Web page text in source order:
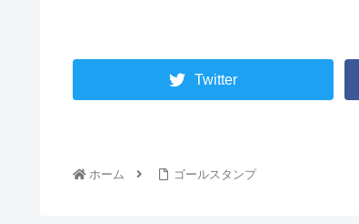
Twitter
ホーム ゴールスタンプ